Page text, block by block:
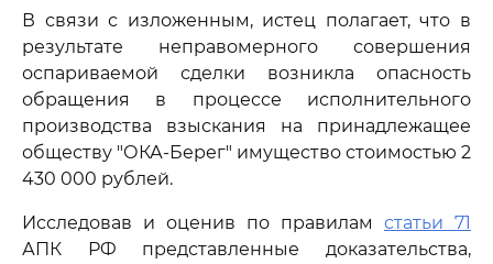
В связи с изложенным, истец полагает, что в
результате неправомерного совершения
оспариваемой сделки возникла опасность
обращения в процессе исполнительного
производства взыскания на принадлежащее
обществу "ОКА-Берег" имущество стоимостью 2
430 000 рублей.
Исследовав и оценив по правилам статьи 71
АПК РФ представленные доказательства,